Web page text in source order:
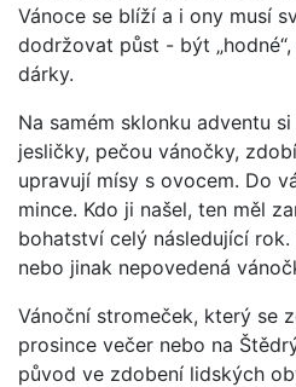
Vánoce se blíží a i ony musí
dodržovat půst - být
dárky.
Na samém sklonku adventu
jesličky, pečou vánočky,
upravují mísy s ovocem. Do
mince. Kdo ji našel, ten měl
bohatství celý následující rok.
nebo jinak nepovedená
Vánoční stromeček, který se
prosince večer nebo na
původ ve zdobení lidských